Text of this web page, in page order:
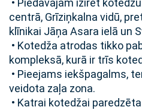
• Piedāvājam izīrēt
centrā, Grīziņkalna vidū,
klīnikai Jāņa Asara ielā un
• Kotedža atrodas tikko
kompleksā, kurā ir trīs
• Pieejams iekšpagalms,
veidota zaļa zona.
• Katrai kotedžai